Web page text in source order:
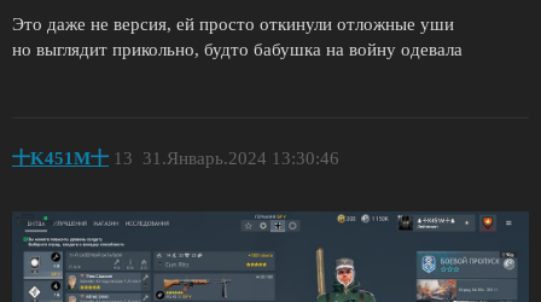
Это даже не версия, ей просто откинули отложные уши
но выглядит прикольно, будто бабушка на войну одевала
十K451M十 31.Январь.2024 13:30:46
13